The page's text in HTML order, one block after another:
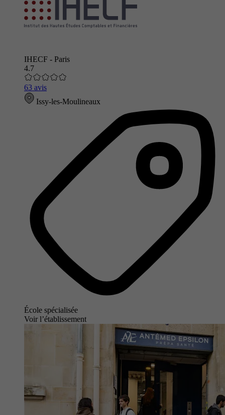
IHECF - Paris
4.7
63 avis
Issy-les-Moulineaux
École spécialisée
Voir l’établissement